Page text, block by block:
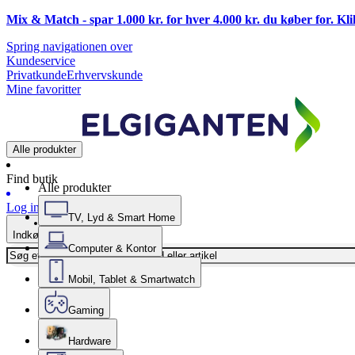
Mix & Match - spar 1.000 kr. for hver 4.000 kr. du køber for.
Spring navigationen over
Kundeservice
PrivatkundeErhvervskunde
Mine favoritter
Alle produkter
Find butik
Log ind
Indkøbskurv
Alle produkter
TV, Lyd & Smart Home
Computer & Kontor
Mobil, Tablet & Smartwatch
Gaming
Hardware